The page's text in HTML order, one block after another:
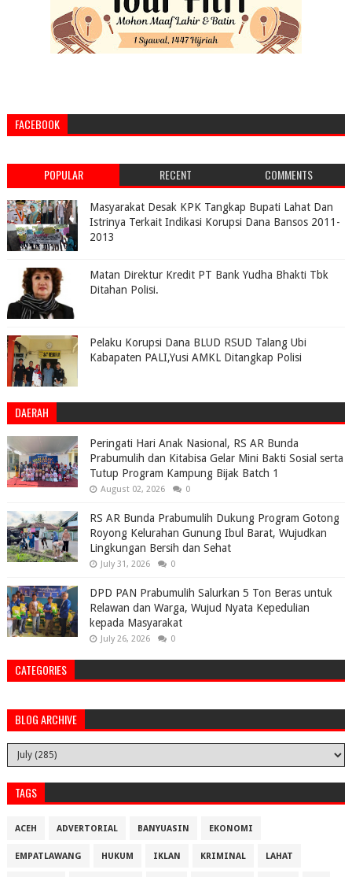
FACEBOOK
POPULAR RECENT COMMENTS
Masyarakat Desak KPK Tangkap Bupati Lahat Dan
Istrinya Terkait Indikasi Korupsi Dana Bansos 2011-
2013
Matan Direktur Kredit PT Bank Yudha Bhakti Tbk
Ditahan Polisi.
Pelaku Korupsi Dana BLUD RSUD Talang Ubi
Kabapaten PALI,Yusi AMKL Ditangkap Polisi
DAERAH
Peringati Hari Anak Nasional, RS AR Bunda
Prabumulih dan Kitabisa Gelar Mini Bakti Sosial serta
Tutup Program Kampung Bijak Batch 1
August 02, 2026 0
RS AR Bunda Prabumulih Dukung Program Gotong
Royong Kelurahan Gunung Ibul Barat, Wujudkan
Lingkungan Bersih dan Sehat
July 31, 2026 0
DPD PAN Prabumulih Salurkan 5 Ton Beras untuk
Relawan dan Warga, Wujud Nyata Kepedulian
kepada Masyarakat
July 26, 2026 0
CATEGORIES
BLOG ARCHIVE
TAGS
ACEH ADVERTORIAL BANYUASIN EKONOMI
EMPATLAWANG HUKUM IKLAN KRIMINAL LAHAT